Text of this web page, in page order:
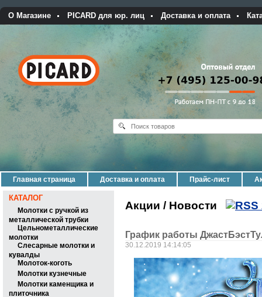
О Магазине PICARD для юр. лиц Доставка и оплата
Главная страница Доставка и оплата Прайс-лист
КАТАЛОГ
Молотки с ручкой из
металлической трубки
Цельнометаллические
молотки
Слесарные молотки и
кувалды
Молоток-коготь
Молотки кузнечные
Молотки каменщика и
плиточника
Акции / Новости
График работы
30.12.2019 14:14:05